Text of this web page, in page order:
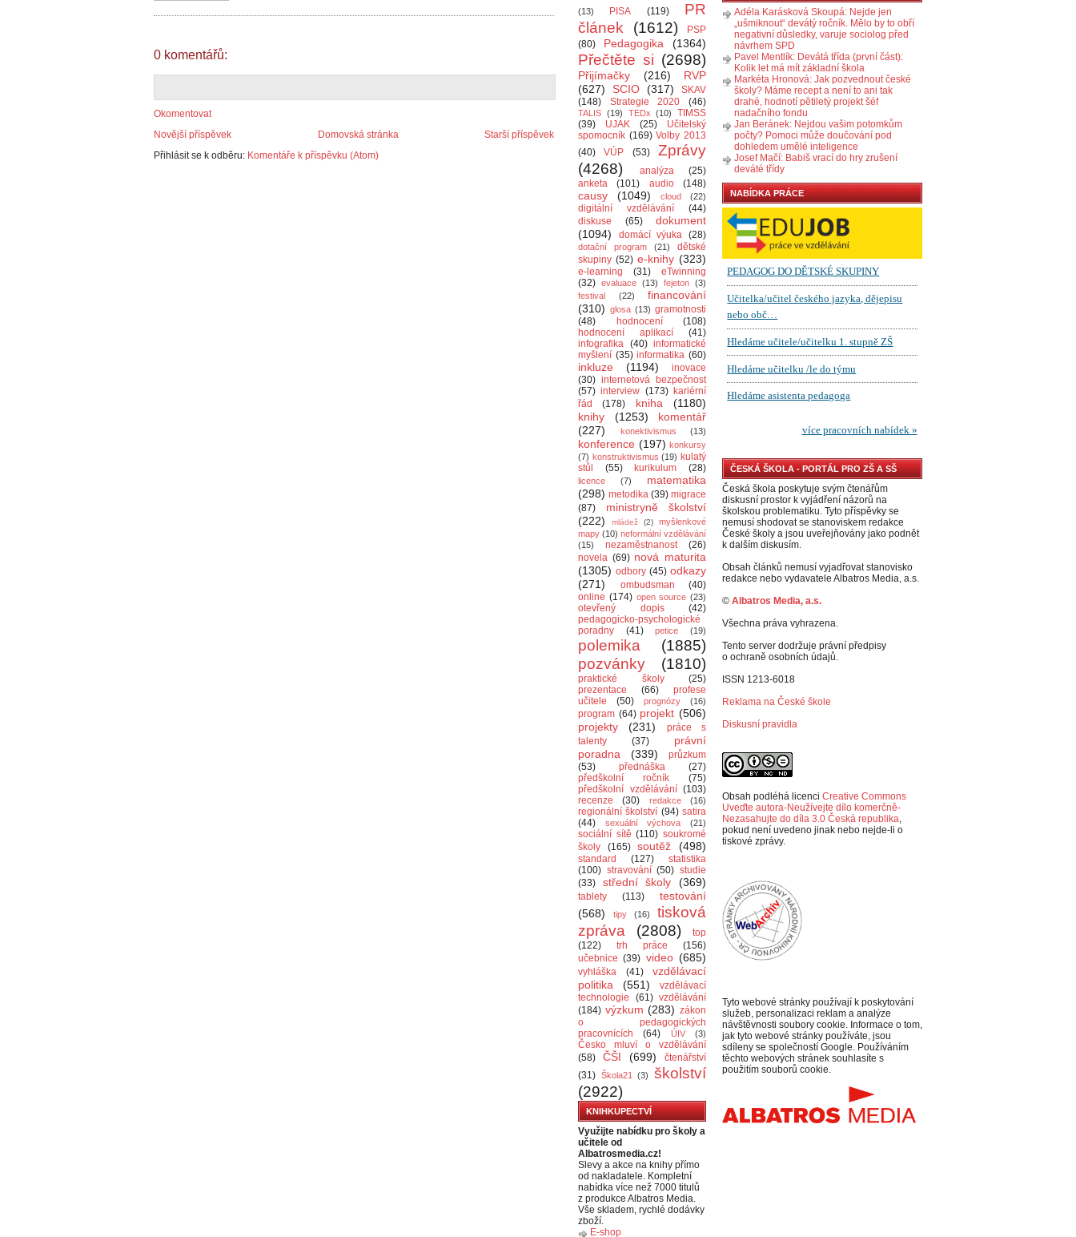
0 komentářů:
Okomentovat
Novější příspěvek
Starší příspěvek
Domovská stránka
Přihlásit se k odběru: Komentáře k příspěvku (Atom)
(13)
PISA (119)
PR
článek
(1612)
PSP
(80)
Pedagogika (1364)
Přečtěte si (2698)
Přijímačky (216)
RVP
(627)
SCIO (317)
SKAV
(148)
Strategie 2020 (46)
TALIS (19) TEDx (10)
TIMSS
(39)
UJAK (25)
Učitelský
spomocník (169) Volby 2013
(40)
VÚP (53)
Zprávy
(4268)
analýza
(25)
anketa
(101) audio (148)
causy (1049) cloud (22)
digitální vzdělávání
(44)
diskuse
(65)
dokument
(1094)
domácí výuka (28)
dotační program (21)
dětské
skupiny (52) e-knihy (323)
e-learning (31)
eTwinning
(32) evaluace (13) fejeton (3)
festival
(22)
financování
(310) glosa (13) gramotnosti
(48)
hodnocení
(108)
hodnocení aplikací
(41)
infografika (40) informatické
myšlení (35) informatika (60)
inkluze (1194)
inovace
(30) internetová bezpečnost
(57) interview (173) kariérní
řád
(178) kniha
(1180)
knihy
(1253)
komentář
(227)
konektivismus (13)
konference (197) konkursy
(7) konstruktivismus (19) kulatý
stůl
(55) kurikulum (28)
licence (7)
matematika
(298) metodika (39) migrace
(87)
ministryně školství
(222)
mládež (2)
myšlenkové
mapy (10) neformální vzdělávání
(15)
nezaměstnanost
(26)
novela (69) nová maturita
(1305) odbory (45) odkazy
(271)
ombudsman
(40)
online (174) open source (23)
otevřený dopis
(42)
pedagogicko-psychologické
poradny
(41) petice (19)
polemika
(1885)
pozvánky
(1810)
praktické školy
(25)
prezentace
(66)
profese
učitele
(50) prognózy (16)
program (64) projekt (506)
projekty
(231)
práce s
talenty
(37)
právní
poradna
(339)
průzkum
(53)
přednáška
(27)
předškolní ročník
(75)
předškolní vzdělávání (103)
recenze
(30) redakce (16)
regionální školství (94) satira
(44)
sexuální výchova (21)
sociální sítě (110) soukromé
školy
(165) soutěž (498)
standard (127)
statistika
(100) stravování (50) studie
(33)
střední školy (369)
tablety (113)
testování
(568)
tipy (16)
tisková
zpráva
(2808)
top
(122)
trh práce
(156)
učebnice (39) video (685)
vyhláška (41)
vzdělávací
politika
(551)
vzdělávací
technologie
(61) vzdělávání
(184) výzkum (283) zákon
o pedagogických
pracovnících
(64) ÚIV (3)
Česko mluví o vzdělávání
(58)
ČŠI (699)
čtenářství
(31) Škola21 (3)
školství
(2922)
KNIHKUPECTVÍ
Využijte nabídku pro školy a
učitele od
Albatrosmedia.cz!
Slevy a akce na knihy přímo
od nakladatele. Kompletní
nabídka více než 7000 titulů
z produkce Albatros Media.
Vše skladem, rychlé dodávky
zboží.
E-shop
Adéla Karásková Skoupá: Nejde jen
„ušmiknout“ devátý ročník. Mělo by to obří
negativní důsledky, varuje sociolog před
návrhem SPD
Pavel Mentlík: Devátá třída (první část):
Kolik let má mít základní škola
Markéta Hronová: Jak pozvednout české
školy? Máme recept a není to ani tak
drahé, hodnotí pětiletý projekt šéf
nadačního fondu
Jan Beránek: Nejdou vašim potomkům
počty? Pomoci může doučování pod
dohledem umělé inteligence
Josef Mačí: Babiš vrací do hry zrušení
deváté třídy
NABÍDKA PRÁCE
ČESKÁ ŠKOLA - PORTÁL PRO ZŠ A SŠ
Česká škola poskytuje svým čtenářům
diskusní prostor k vyjádření názorů na
školskou problematiku. Tyto příspěvky se
nemusí shodovat se stanoviskem redakce
České školy a jsou uveřejňovány jako podnět
k dalším diskusím.
Obsah článků nemusí vyjadřovat stanovisko
redakce nebo vydavatele Albatros Media, a.s.
© Albatros Media, a.s.
Všechna práva vyhrazena.
Tento server dodržuje právní předpisy
o ochraně osobních údajů.
ISSN 1213-6018
Reklama na České škole
Diskusní pravidla
Obsah podléhá licenci Creative Commons
Uveďte autora-Neužívejte dílo komerčně-
Nezasahujte do díla 3.0 Česká republika,
pokud není uvedeno jinak nebo nejde-li o
tiskové zprávy.
Tyto webové stránky používají k poskytování
služeb, personalizaci reklam a analýze
návštěvnosti soubory cookie. Informace o tom,
jak tyto webové stránky používáte, jsou
sdíleny se společností Google. Používáním
těchto webových stránek souhlasíte s
použitím souborů cookie.